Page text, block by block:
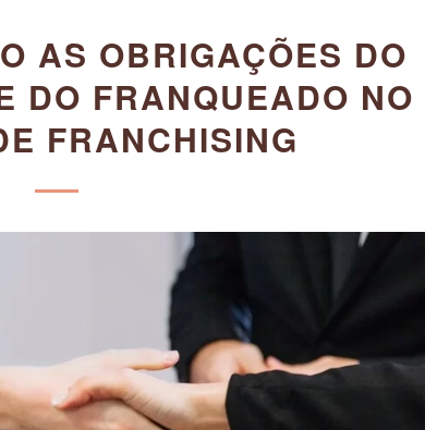
AS OBRIGAÇÕES DO
DO FRANQUEADO NO
FRANCHISING